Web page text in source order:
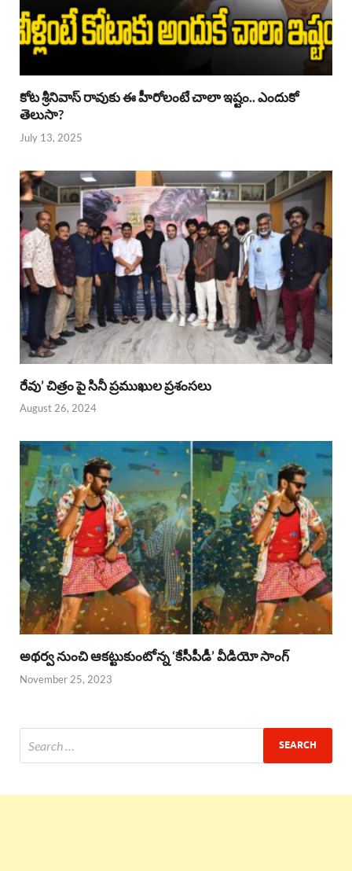
కోట శ్రీనివాస్ రావుకు ఈ హీరోలంటే చాలా ఇష్టం.. ఎందుకో
తెలుసా?
July 13, 2025
రేవు’ చిత్రం పై సినీ ప్రముఖుల ప్రశంసలు
August 26, 2024
అథర్వ నుంచి ఆకట్టుకుంటోన్న ‘కేసీపీడీ’ వీడియో సాంగ్
November 25, 2023